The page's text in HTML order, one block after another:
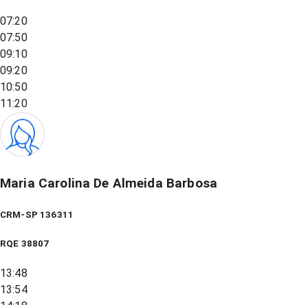
07:20
07:50
09:10
09:20
10:50
11:20
Maria Carolina De Almeida Barbosa
CRM-SP 136311
RQE 38807
13:48
13:54